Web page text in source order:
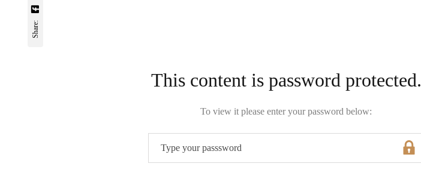
Share:
This content is password protected.
To view it please enter your password below: